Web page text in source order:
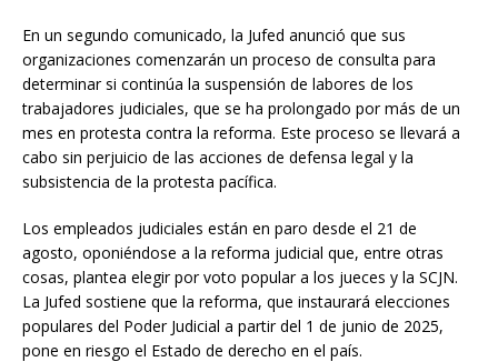
En un segundo comunicado, la Jufed anunció que sus
organizaciones comenzarán un proceso de consulta para
determinar si continúa la suspensión de labores de los
trabajadores judiciales, que se ha prolongado por más de un
mes en protesta contra la reforma. Este proceso se llevará a
cabo sin perjuicio de las acciones de defensa legal y la
subsistencia de la protesta pacífica.
Los empleados judiciales están en paro desde el 21 de
agosto, oponiéndose a la reforma judicial que, entre otras
cosas, plantea elegir por voto popular a los jueces y la SCJN.
La Jufed sostiene que la reforma, que instaurará elecciones
populares del Poder Judicial a partir del 1 de junio de 2025,
pone en riesgo el Estado de derecho en el país.